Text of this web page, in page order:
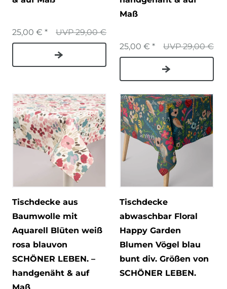
UVP 29,00 €
25,00 € *
Maß
UVP 29,00 €
25,00 € *
Tischdecke aus
Baumwolle mit
Aquarell Blüten weiß
rosa blauvon
SCHÖNER LEBEN. –
handgenäht & auf
Tischdecke
abwaschbar Floral
Happy Garden
Blumen Vögel blau
bunt div. Größen von
SCHÖNER LEBEN.